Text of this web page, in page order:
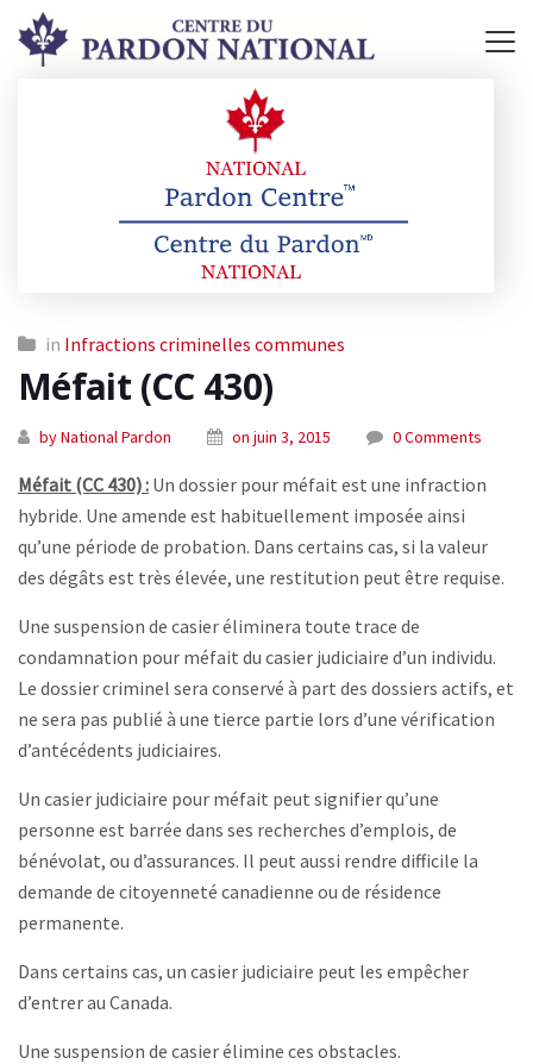
in Infractions criminelles communes
Méfait (CC 430)
by National Pardon on juin 3, 2015 0 Comments
Méfait (CC 430) : Un dossier pour méfait est une infraction
hybride. Une amende est habituellement imposée ainsi
qu’une période de probation. Dans certains cas, si la valeur
des dégâts est très élevée, une restitution peut être requise.
Une suspension de casier éliminera toute trace de
condamnation pour méfait du casier judiciaire d’un individu.
Le dossier criminel sera conservé à part des dossiers actifs, et
ne sera pas publié à une tierce partie lors d’une vérification
d’antécédents judiciaires.
Un casier judiciaire pour méfait peut signifier qu’une
personne est barrée dans ses recherches d’emplois, de
bénévolat, ou d’assurances. Il peut aussi rendre difficile la
demande de citoyenneté canadienne ou de résidence
permanente.
Dans certains cas, un casier judiciaire peut les empêcher
d’entrer au Canada.
Une suspension de casier élimine ces obstacles.